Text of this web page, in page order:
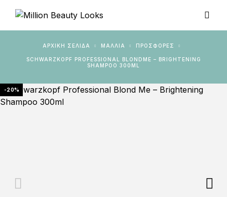
ΑΡΧΙΚΉ ΣΕΛΊΔΑ ΜΑΛΛΙΑ ΠΡΟΣΦΟΡΈΣ
SCHWARZKOPF PROFESSIONAL BLONDME – BRIGHTENING
SHAMPOO 300ML
-20%